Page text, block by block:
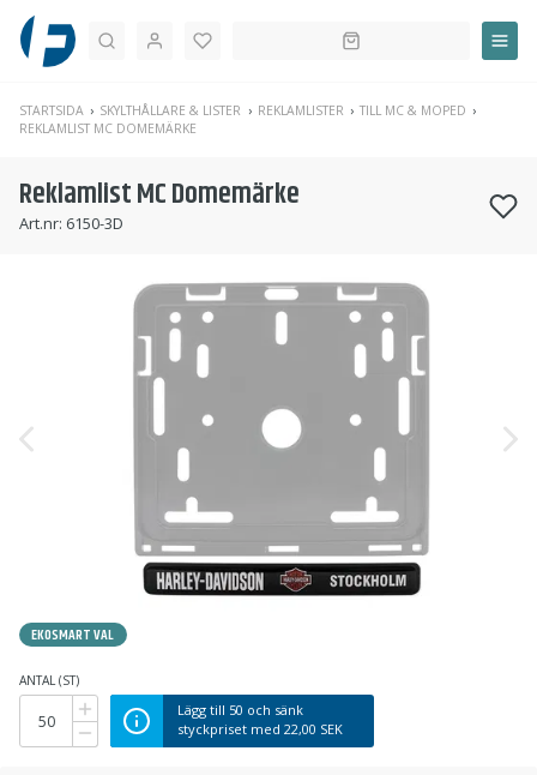
Sök
STARTSIDA SKYLTHÅLLARE & LISTER REKLAMLISTER
TILL MC & MOPED
REKLAMLIST MC DOMEMÄRKE
Reklamlist MC Domemärke
Art.nr: 6150-3D
EKOSMART VAL
ANTAL (ST)
Lägg till 50 och sänk
styckpriset med 22,00 SEK